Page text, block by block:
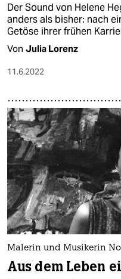
Der Sound von Helene
anders als bisher: nach
Getöse ihrer frühen
Von Julia Lorenz
11.6.2022
Malerin und Musikerin
Aus dem Leben